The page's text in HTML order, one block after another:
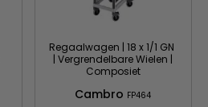
Regaalwagen | 18 x 1/1 GN
| Vergrendelbare Wielen |
Composiet
Cambro FP464